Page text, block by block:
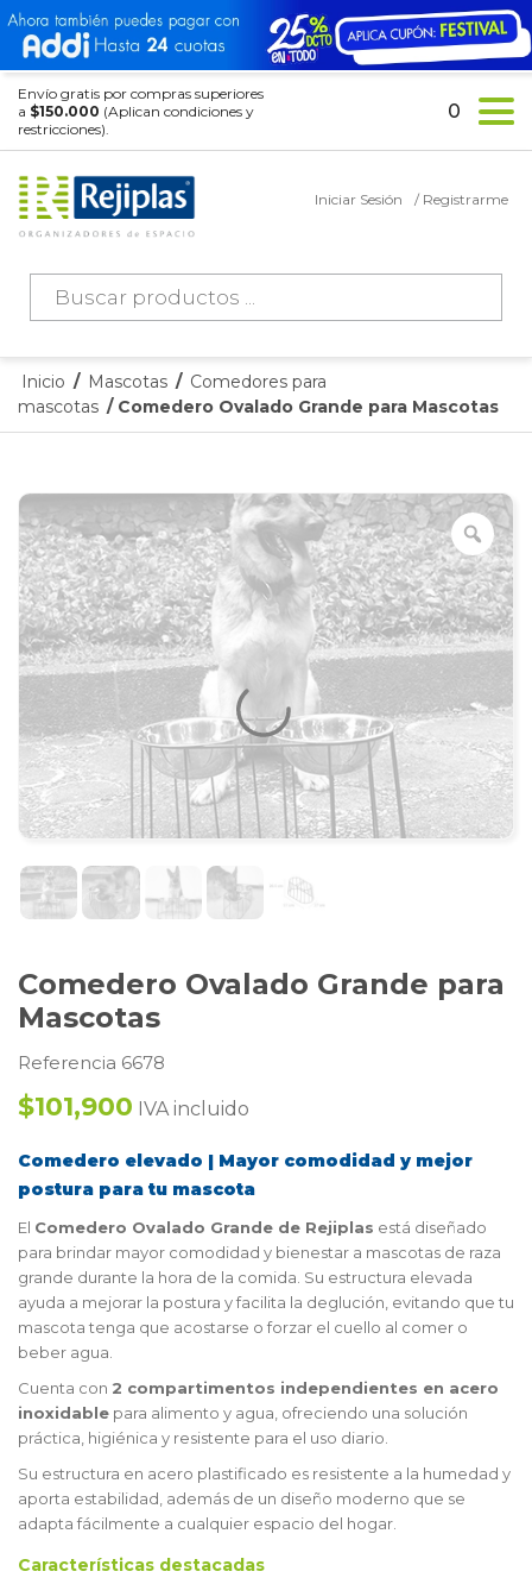
Envío gratis por compras superiores
a $150.000 (Aplican condiciones y
restricciones).
Búsqueda
productos
Iniciar Sesión / Registrarme
0
Inicio / Mascotas / Comedores para
mascotas / Comedero Ovalado Grande para Mascotas
Comedero Ovalado Grande para
Mascotas
Referencia 6678
$101,900 IVA incluido
Comedero elevado | Mayor comodidad y mejor
postura para tu mascota
El Comedero Ovalado Grande de Rejiplas está diseñado
para brindar mayor comodidad y bienestar a mascotas de raza
grande durante la hora de la comida. Su estructura elevada
ayuda a mejorar la postura y facilita la deglución, evitando que tu
mascota tenga que acostarse o forzar el cuello al comer o
beber agua.
Cuenta con 2 compartimentos independientes en acero
inoxidable para alimento y agua, ofreciendo una solución
práctica, higiénica y resistente para el uso diario.
Su estructura en acero plastificado es resistente a la humedad y
aporta estabilidad, además de un diseño moderno que se
adapta fácilmente a cualquier espacio del hogar.
Características destacadas